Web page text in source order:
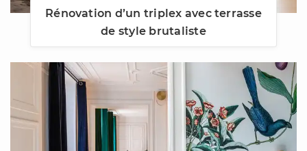
Rénovation d’un triplex avec terrasse
de style brutaliste